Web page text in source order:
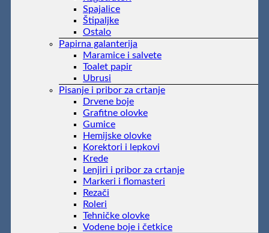
Spajalice
Štipaljke
Ostalo
Papirna galanterija
Maramice i salvete
Toalet papir
Ubrusi
Pisanje i pribor za crtanje
Drvene boje
Grafitne olovke
Gumice
Hemijske olovke
Korektori i lepkovi
Krede
Lenjiri i pribor za crtanje
Markeri i flomasteri
Rezači
Roleri
Tehničke olovke
Vodene boje i četkice